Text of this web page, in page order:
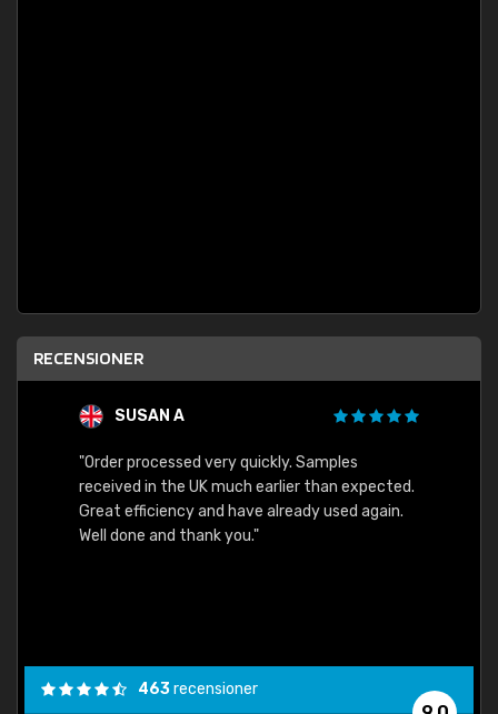
RECENSIONER
SUSAN A
"Order processed very quickly. Samples
received in the UK much earlier than expected.
Great efficiency and have already used again.
Well done and thank you."
463recensioner